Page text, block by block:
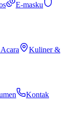
E-masku
Kuliner &
Kontak